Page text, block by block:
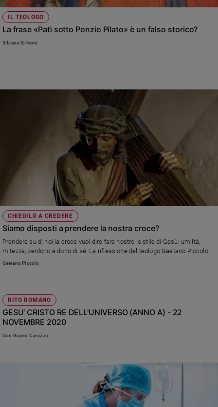
IL TEOLOGO
La frase «Patì sotto Ponzio Pilato» è un falso storico?
Silvano Sirboni
CHIEDILO A CREDERE
Siamo disposti a prendere la nostra croce?
Prendere su di noi la croce vuol dire fare nostro lo stile di Gesù: umiltà,
mitezza, perdono e dono di sé. La riflessione del teologo Gaetano Piccolo
Gaetano Piccolo
RITO ROMANO
GESU' CRISTO RE DELL'UNIVERSO (ANNO A) - 22
NOVEMBRE 2020
Don Gianni Carozza